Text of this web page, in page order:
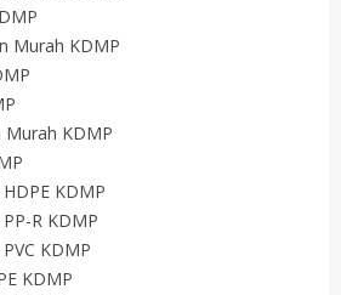
Murah KDMP
Murah KDMP
KDMP
R KDMP
KDMP
KDMP